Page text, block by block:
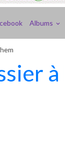
Albums